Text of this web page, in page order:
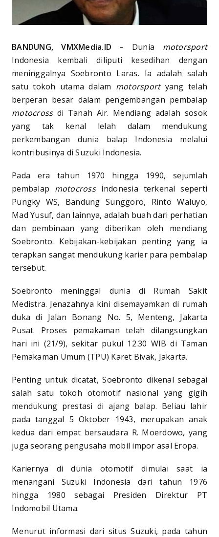
BANDUNG, VMXMedia.ID – Dunia motorsport
Indonesia kembali diliputi kesedihan dengan
meninggalnya Soebronto Laras. Ia adalah salah
satu tokoh utama dalam motorsportyang telah
berperan besar dalam pengembangan pembalap
motocross di Tanah Air. Mendiang adalah sosok
yang tak kenal lelah dalam mendukung
perkembangan dunia balap Indonesia melalui
kontribusinya di Suzuki Indonesia.
Pada era tahun 1970 hingga 1990, sejumlah
pembalap motocross Indonesia terkenal seperti
Pungky WS, Bandung Sunggoro, Rinto Waluyo,
Mad Yusuf, dan lainnya, adalah buah dari perhatian
dan pembinaan yang diberikan oleh mendiang
Soebronto. Kebijakan-kebijakan penting yang ia
terapkan sangat mendukung karier para pembalap
tersebut.
Soebronto meninggal dunia di Rumah Sakit
Medistra. Jenazahnya kini disemayamkan di rumah
duka di Jalan Bonang No. 5, Menteng, Jakarta
Pusat. Proses pemakaman telah dilangsungkan
hari ini (21/9), sekitar pukul 12.30 WIB di Taman
Pemakaman Umum (TPU) Karet Bivak, Jakarta.
Penting untuk dicatat, Soebronto dikenal sebagai
salah satu tokoh otomotif nasional yang gigih
mendukung prestasi di ajang balap. Beliau lahir
pada tanggal 5 Oktober 1943, merupakan anak
kedua dari empat bersaudara R. Moerdowo, yang
juga seorang pengusaha mobil impor asal Eropa.
Kariernya di dunia otomotif dimulai saat ia
menangani Suzuki Indonesia dari tahun 1976
hingga 1980 sebagai Presiden Direktur PT
Indomobil Utama.
Menurut informasi dari situs Suzuki, pada tahun